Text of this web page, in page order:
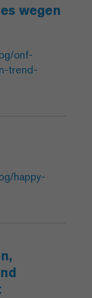
wegen
onf-
trend-
happy-